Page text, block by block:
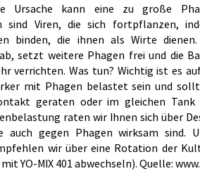
Ursache kann eine zu große
sind Viren, die sich fortpflanzen,
binden, die ihnen als Wirte
setzt weitere Phagen frei und die
verrichten. Was tun? Wichtig ist es
mit Phagen belastet sein und
geraten oder im gleichen Tank
raten wir Ihnen sich über
auch gegen Phagen wirksam sind.
wir über eine Rotation der
mit YO-MIX 401 abwechseln). Quelle: